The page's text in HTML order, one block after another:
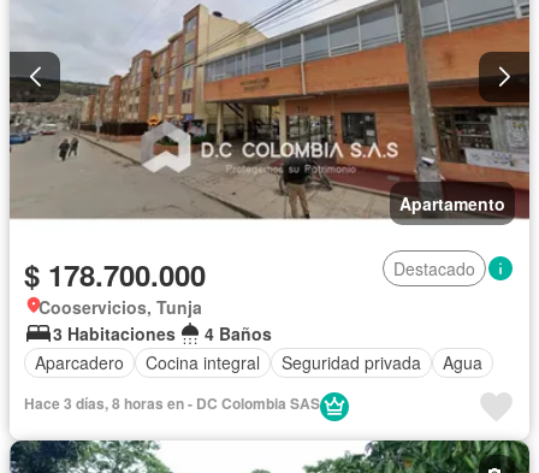
Apartamento
$ 178.700.000
Destacado
Cooservicios, Tunja
3 Habitaciones
4 Baños
Aparcadero
Cocina integral Seguridad privada Agua
Hace 3 días, 8 horas en - DC Colombia SAS